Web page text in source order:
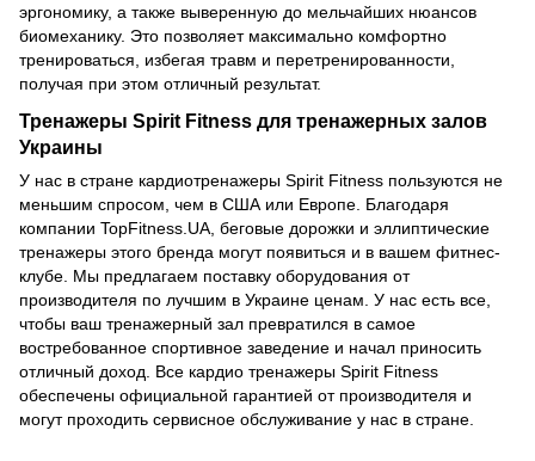
эргономику, а также выверенную до мельчайших нюансов
биомеханику. Это позволяет максимально комфортно
тренироваться, избегая травм и перетренированности,
получая при этом отличный результат.
Тренажеры Spirit Fitness для тренажерных залов
Украины
У нас в стране кардиотренажеры Spirit Fitness пользуются не
меньшим спросом, чем в США или Европе. Благодаря
компании TopFitness.UA, беговые дорожки и эллиптические
тренажеры этого бренда могут появиться и в вашем фитнес-
клубе. Мы предлагаем поставку оборудования от
производителя по лучшим в Украине ценам. У нас есть все,
чтобы ваш тренажерный зал превратился в самое
востребованное спортивное заведение и начал приносить
отличный доход. Все кардио тренажеры Spirit Fitness
обеспечены официальной гарантией от производителя и
могут проходить сервисное обслуживание у нас в стране.